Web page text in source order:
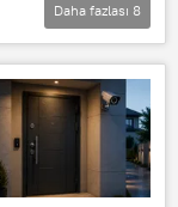
Daha fazlası 8